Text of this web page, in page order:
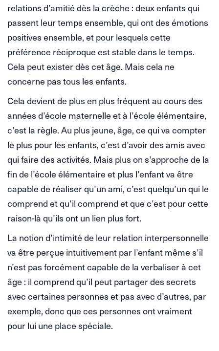
relations d’amitié dès la crèche : deux enfants qui
passent leur temps ensemble, qui ont des émotions
positives ensemble, et pour lesquels cette
préférence réciproque est stable dans le temps.
Cela peut exister dès cet âge. Mais cela ne
concerne pas tous les enfants.
Cela devient de plus en plus fréquent au cours des
années d’école maternelle et à l’école élémentaire,
c’est la règle. Au plus jeune, âge, ce qui va compter
le plus pour les enfants, c’est d’avoir des amis avec
qui faire des activités. Mais plus on s’approche de la
fin de l’école élémentaire et plus l’enfant va être
capable de réaliser qu’un ami, c’est quelqu’un qui le
comprend et qu’il comprend et que c’est pour cette
raison-là qu’ils ont un lien plus fort.
La notion d’intimité de leur relation interpersonnelle
va être perçue intuitivement par l’enfant même s’il
n’est pas forcément capable de la verbaliser à cet
âge : il comprend qu’il peut partager des secrets
avec certaines personnes et pas avec d’autres, par
exemple, donc que ces personnes ont vraiment
pour lui une place spéciale.